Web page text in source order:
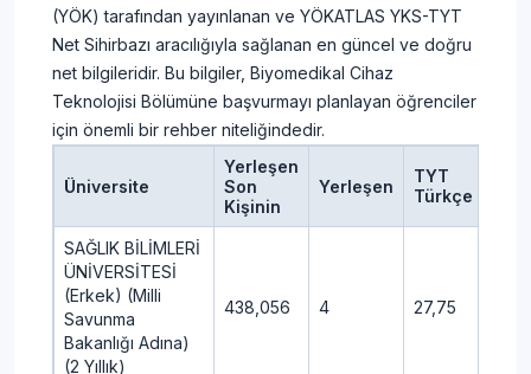
(YÖK) tarafından yayınlanan ve YÖKATLAS YKS-TYT
Net Sihirbazı aracılığıyla sağlanan en güncel ve doğru
net bilgileridir. Bu bilgiler, Biyomedikal Cihaz
Teknolojisi Bölümüne başvurmayı planlayan öğrenciler
için önemli bir rehber niteliğindedir.
Üniversite
Yerleşen
Son
Kişinin
Yerleşen
TYT
Türkçe
SAĞLIK BİLİMLERİ
ÜNİVERSİTESİ
(Erkek) (Milli
Savunma
Bakanlığı Adına)
(2 Yıllık)
438,056 4 27,75